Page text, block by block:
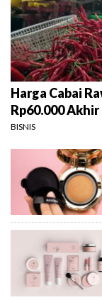
Harga Cabai
Rp60.000
BISNIS